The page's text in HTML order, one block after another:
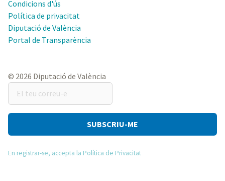
Condicions d'ús
Política de privacitat
Diputació de València
Portal de Transparència
© 2026 Diputació de València
El
teu
correu-
En registrar-se, accepta la Política de Privacitat